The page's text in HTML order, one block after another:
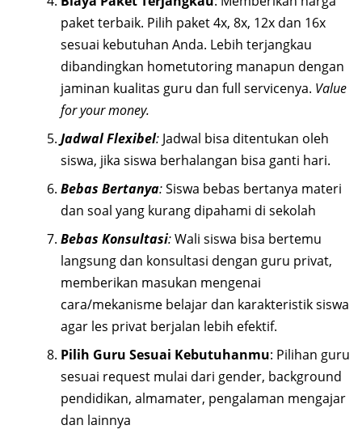
paket terbaik. Pilih paket 4x, 8x, 12x dan 16x
sesuai kebutuhan Anda. Lebih terjangkau
dibandingkan hometutoring manapun dengan
jaminan kualitas guru dan full servicenya. Value
for your money.
Jadwal Flexibel: Jadwal bisa ditentukan oleh
siswa, jika siswa berhalangan bisa ganti hari.
Bebas Bertanya:Siswa bebas bertanya materi
dan soal yang kurang dipahami di sekolah
Bebas Konsultasi:Wali siswa bisa bertemu
langsung dan konsultasi dengan guru privat,
memberikan masukan mengenai
cara/mekanisme belajar dan karakteristik siswa
agar les privat berjalan lebih efektif.
Pilih Guru Sesuai Kebutuhanmu: Pilihan guru
sesuai request mulai dari gender, background
pendidikan, almamater, pengalaman mengajar
dan lainnya